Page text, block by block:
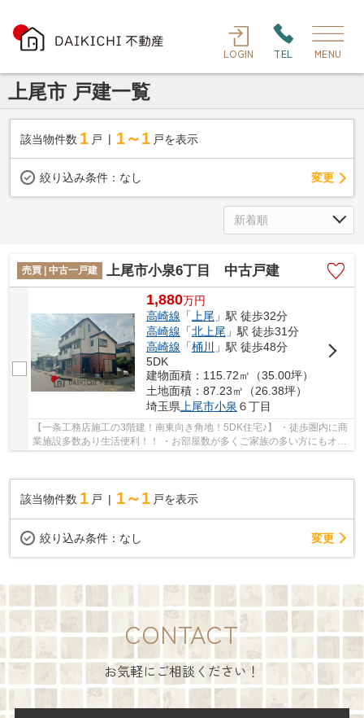
LOGIN TEL MENU
上尾市 戸建一覧
該当物件数 1 戸 1～1 戸を表示
絞り込み条件： なし 変更
売買 | 中古一戸建 上尾市小泉6丁目 中古戸建
1,880万円
高崎線 「 上尾 」駅 徒歩32分
高崎線 「北上尾 」駅 徒歩31分
高崎線 「桶川
」駅 徒歩48分
5DK
建物面積：115.72㎡（35.00坪）
土地面積：87.23㎡（26.38坪）
埼玉県 上尾市小泉 ６丁目
【一条工務店施工の3階建！南東向き角地！5DK住宅♪】 ・徒歩圏内に商
業施設多数あり生活便利！！ ・お部屋数が多くご家族の多い方にもオス
スメ♪ いつでもお気軽にお声がけください♪ ...
該当物件数 1 戸 1～1 戸を表示
絞り込み条件： なし 変更
CONTACT
お気軽にご相談ください！